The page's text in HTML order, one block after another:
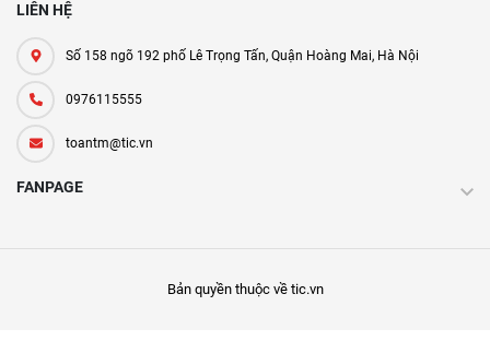
LIÊN HỆ
Số 158 ngõ 192 phố Lê Trọng Tấn, Quận Hoàng Mai, Hà Nội
0976115555
toantm@tic.vn
FANPAGE
Bản quyền thuộc về tic.vn